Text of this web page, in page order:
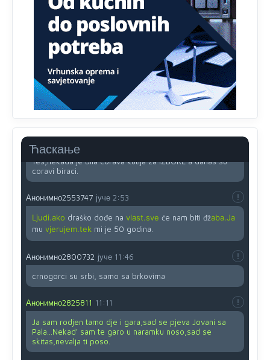
Ћаскање
Uvođenje pravila da se umjesto dosadašnjeg znaka "X"
(krstića) kružić ispred kandidata mora u potpunosti
obojiti (popuniti) uvedeno je isključivo zbog tehničkih
zahtjeva optičkih skenera.
Анонимно2818605 јуче 11:45
Ovo pravilo jeste unijelo opravdan strah, posebno kada
su u pitanju starije osobe, osobe sa slabijim vidom ili
Yes,nekada je bila corava kutija za IZBORE a danas su
coravi biraci.
Анонимно2553747 јуче 2:53
Ljudi.ako draško dođe na vlast.sve će nam biti đžaba.Ja
mu vjerujem.tek mi je 50 godina.
Анонимно2800732 јуче 11:46
crnogorci su srbi, samo sa brkovima
Анонимно2825811 11:11
Ja sam rodjen tamo dje i gara,sad se pjeva Jovani sa
Pala...Nekad' sam te garo u naramku noso,sad se
skitas,nevalja ti poso.